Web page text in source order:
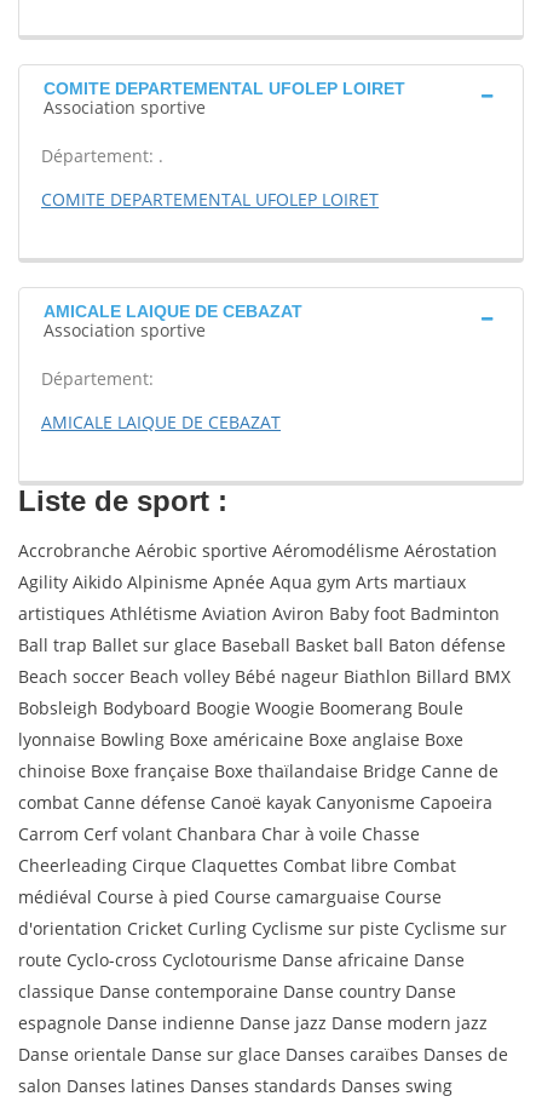
COMITE DEPARTEMENTAL UFOLEP LOIRET
Association sportive
Département: .
COMITE DEPARTEMENTAL UFOLEP LOIRET
AMICALE LAIQUE DE CEBAZAT
Association sportive
Département:
AMICALE LAIQUE DE CEBAZAT
Liste de sport :
Accrobranche Aérobic sportive Aéromodélisme Aérostation
Agility Aikido Alpinisme Apnée Aqua gym Arts martiaux
artistiques Athlétisme Aviation Aviron Baby foot Badminton
Ball trap Ballet sur glace Baseball Basket ball Baton défense
Beach soccer Beach volley Bébé nageur Biathlon Billard BMX
Bobsleigh Bodyboard Boogie Woogie Boomerang Boule
lyonnaise Bowling Boxe américaine Boxe anglaise Boxe
chinoise Boxe française Boxe thaïlandaise Bridge Canne de
combat Canne défense Canoë kayak Canyonisme Capoeira
Carrom Cerf volant Chanbara Char à voile Chasse
Cheerleading Cirque Claquettes Combat libre Combat
médiéval Course à pied Course camarguaise Course
d'orientation Cricket Curling Cyclisme sur piste Cyclisme sur
route Cyclo-cross Cyclotourisme Danse africaine Danse
classique Danse contemporaine Danse country Danse
espagnole Danse indienne Danse jazz Danse modern jazz
Danse orientale Danse sur glace Danses caraïbes Danses de
salon Danses latines Danses standards Danses swing